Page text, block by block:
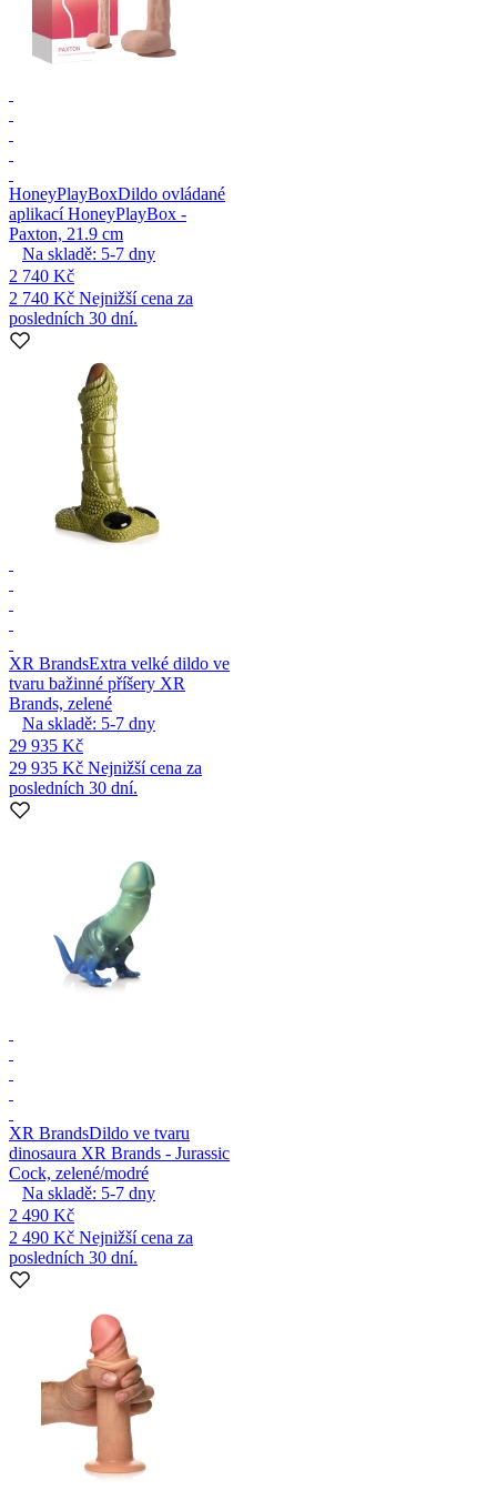
HoneyPlayBoxDildo ovládané
aplikací HoneyPlayBox -
Paxton, 21.9 cm
Na skladě: 5-7 dny
2 740 Kč
2 740 Kč Nejnižší cena za
posledních 30 dní.
XR BrandsExtra velké dildo ve
tvaru bažinné příšery XR
Brands, zelené
Na skladě: 5-7 dny
29 935 Kč
29 935 Kč Nejnižší cena za
posledních 30 dní.
XR BrandsDildo ve tvaru
dinosaura XR Brands - Jurassic
Cock, zelené/modré
Na skladě: 5-7 dny
2 490 Kč
2 490 Kč Nejnižší cena za
posledních 30 dní.